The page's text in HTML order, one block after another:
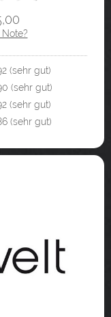
(sehr gut)
(sehr gut)
(sehr gut)
(sehr gut)